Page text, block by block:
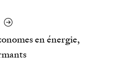
en énergie,